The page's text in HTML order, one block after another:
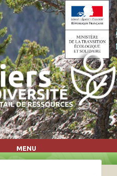
Aller au contenu principal
MENU